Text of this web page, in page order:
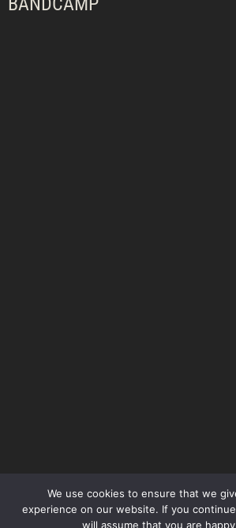
Όροι Χρήσης – Terms of Use
We use cookies to ensure that we
experience on our website. If you
will assume that you are